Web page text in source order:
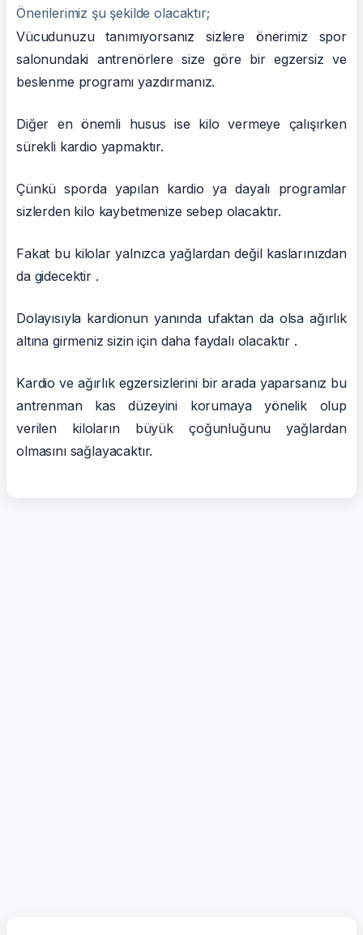
Önerilerimiz şu şekilde olacaktır;
Vücudunuzu tanımıyorsanız sizlere önerimiz spor
salonundaki antrenörlere size göre bir egzersiz ve
beslenme programı yazdırmanız.
Diğer en önemli husus ise kilo vermeye çalışırken
sürekli kardio yapmaktır.
Çünkü sporda yapılan kardio ya dayalı programlar
sizlerden kilo kaybetmenize sebep olacaktır.
Fakat bu kilolar yalnızca yağlardan değil kaslarınızdan
da gidecektir .
Dolayısıyla kardionun yanında ufaktan da olsa ağırlık
altına girmeniz sizin için daha faydalı olacaktır .
Kardio ve ağırlık egzersizlerini bir arada yaparsanız bu
antrenman kas düzeyini korumaya yönelik olup
verilen kiloların büyük çoğunluğunu yağlardan
olmasını sağlayacaktır.